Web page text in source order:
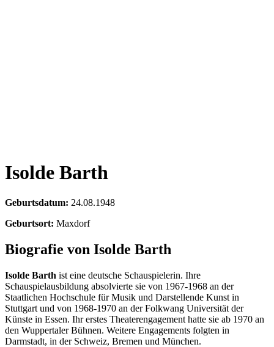
Isolde Barth
Geburtsdatum: 24.08.1948
Geburtsort: Maxdorf
Biografie von Isolde Barth
Isolde Barth ist eine deutsche Schauspielerin. Ihre
Schauspielausbildung absolvierte sie von 1967-1968 an der
Staatlichen Hochschule für Musik und Darstellende Kunst in
Stuttgart und von 1968-1970 an der Folkwang Universität der
Künste in Essen. Ihr erstes Theaterengagement hatte sie ab 1970 an
den Wuppertaler Bühnen. Weitere Engagements folgten in
Darmstadt, in der Schweiz, Bremen und München.